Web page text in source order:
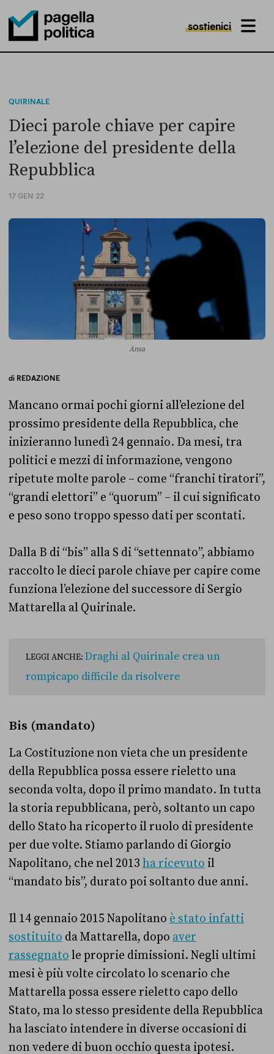
Pagella Politica Logo
sostienici MENU
QUIRINALE
Dieci parole chiave per capire
l’elezione del presidente della
Repubblica
17 GEN 22
Ansa
di REDAZIONE
Mancano ormai pochi giorni all’elezione del
prossimo presidente della Repubblica, che
inizieranno lunedì 24 gennaio. Da mesi, tra
politici e mezzi di informazione, vengono
ripetute molte parole – come “franchi tiratori”,
“grandi elettori” e “quorum” – il cui significato
e peso sono troppo spesso dati per scontati.
Dalla B di “bis” alla S di “settennato”, abbiamo
raccolto le dieci parole chiave per capire come
funziona l’elezione del successore di Sergio
Mattarella al Quirinale.
LEGGI ANCHE: Draghi al Quirinale crea un
rompicapo difficile da risolvere
Bis (mandato)
La Costituzione non vieta che un presidente
della Repubblica possa essere rieletto una
seconda volta, dopo il primo mandato. In tutta
la storia repubblicana, però, soltanto un capo
dello Stato ha ricoperto il ruolo di presidente
per due volte. Stiamo parlando di Giorgio
Napolitano, che nel 2013 ha ricevuto il
“mandato bis”, durato poi soltanto due anni.
Il 14 gennaio 2015 Napolitano è stato infatti
sostituito da Mattarella, dopo aver
rassegnato le proprie dimissioni. Negli ultimi
mesi è più volte circolato lo scenario che
Mattarella possa essere rieletto capo dello
Stato, ma lo stesso presidente della Repubblica
ha lasciato intendere in diverse occasioni di
non vedere di buon occhio questa ipotesi.